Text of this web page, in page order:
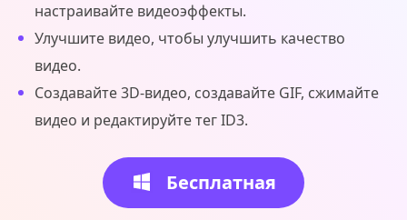
настраивайте видеоэффекты.
Улучшите видео, чтобы улучшить качество
видео.
Создавайте 3D-видео, создавайте GIF, сжимайте
видео и редактируйте тег ID3.
Бесплатная